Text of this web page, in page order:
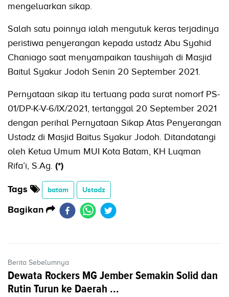
mengeluarkan sikap.
Salah satu poinnya ialah mengutuk keras terjadinya
peristiwa penyerangan kepada ustadz Abu Syahid
Chaniago saat menyampaikan taushiyah di Masjid
Baitul Syakur Jodoh Senin 20 September 2021.
Pernyataan sikap itu tertuang pada surat nomorf PS-
01/DP-K-V-6/IX/2021, tertanggal 20 September 2021
dengan perihal Pernyataan Sikap Atas Penyerangan
Ustadz di Masjid Baitus Syakur Jodoh. Ditandatangi
oleh Ketua Umum MUI Kota Batam, KH Luqman
Rifa’i, S.Ag. (*)
Tags batam Ustadz
Bagikan
Berita Sebelumnya
Dewata Rockers MG Jember Semakin Solid dan
Rutin Turun ke Daerah ...